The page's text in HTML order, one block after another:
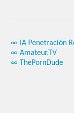
∞ IA Penetración
∞ Amateur.TV
∞ ThePornDude